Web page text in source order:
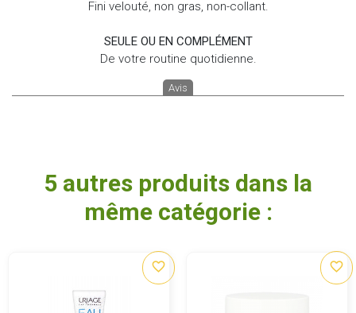
Fini velouté, non gras, non-collant.
SEULE OU EN COMPLÉMENT
De votre routine quotidienne.
Avis
5 autres produits dans la
même catégorie :
favorite_border favorite_border